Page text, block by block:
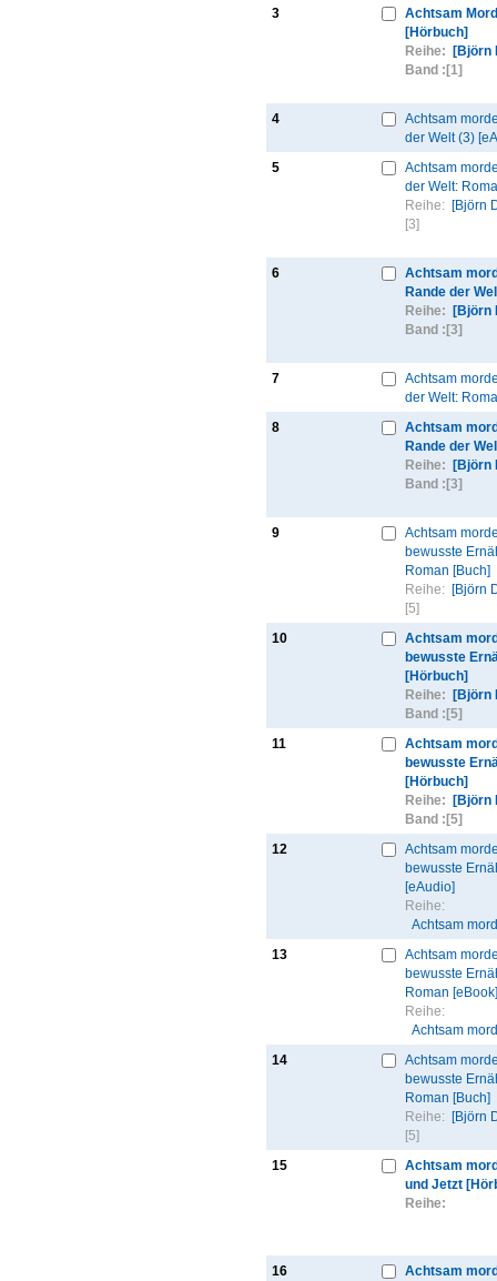
3
Achtsam
[Hörbuch]
Reihe:
[Björn
Band : [1]
4
Achtsam
der Welt (3)
5
Achtsam
der Welt:
Reihe: [Björn
[3]
6
Achtsam
Rande der
Reihe:
[Björn
Band : [3]
7
Achtsam
der Welt:
8
Achtsam
Rande der
Reihe:
[Björn
Band : [3]
9
Achtsam
bewusste
Roman [Buch]
Reihe: [Björn
[5]
10
Achtsam
bewusste
[Hörbuch]
Reihe:
[Björn
Band : [5]
11
Achtsam
bewusste
[Hörbuch]
Reihe:
[Björn
Band : [5]
12
Achtsam
bewusste
[eAudio]
Reihe:
Achtsam
13
Achtsam
bewusste
Roman [eBook]
Reihe:
Achtsam
14
Achtsam
bewusste
Roman [Buch]
Reihe:
[Björn
[5]
15
Achtsam
und Jetzt
Reihe:
16
Achtsam